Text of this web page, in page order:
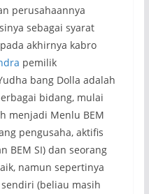
perusahaannya
sebagai syarat
akhirnya kabro
pemilik
bang Dolla adalah
bidang, mulai
menjadi Menlu BEM
pengusaha, aktifis
BEM SI) dan seorang
namun sepertinya
(beliau masih